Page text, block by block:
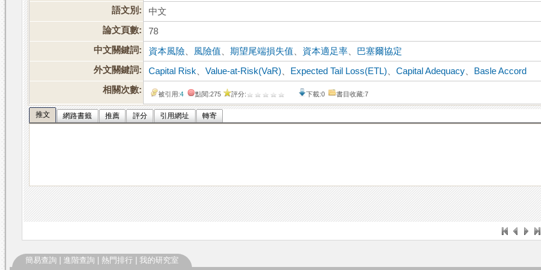
語文別:
中文
論文頁數:
78
中文關鍵詞:
資本風險 風險值 、期望尾端損失值 資本適足率
巴塞爾協定
外文關鍵詞:
Capital Risk 、Value-at-Risk(VaR) Expected Tail Loss(ETL) 、Capital Adequacy
Basle Accord
相關次數:
被引用:4 點閱:275 評分: 下載:0 書目收藏:7
推文 網路書籤 推薦 評分 引用網址 轉寄
簡易查詢 進階查詢 熱門排行 我的研究室